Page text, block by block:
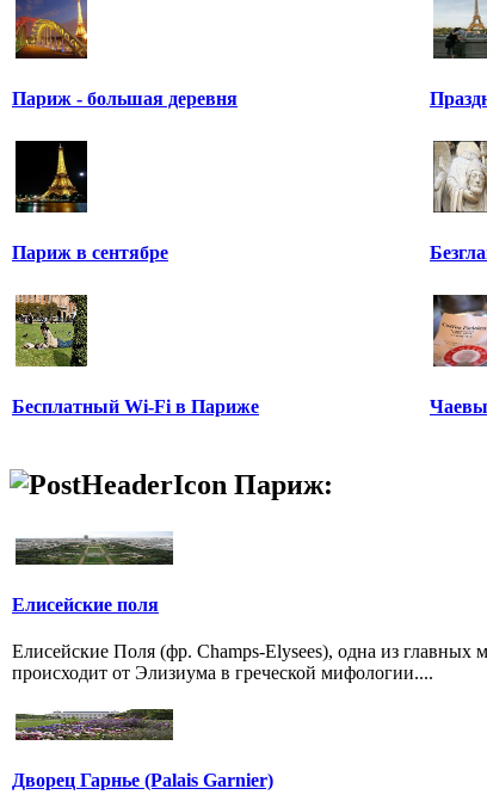
Париж - большая деревня
Париж в сентябре
Бесплатный Wi-Fi в Париже
Париж:
Елисейские поля
Елисейские Поля (фр. Champs-Elysees), одна из главных
происходит от Элизиума в греческой мифологии....
Дворец Гарнье (Palais Garnier)